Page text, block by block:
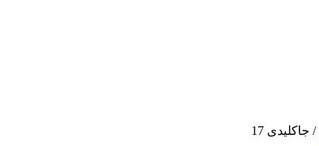
/ جاکلیدی 17